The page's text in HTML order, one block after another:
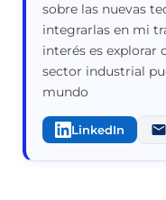
sobre las nuevas
integrarlas en mi
interés es explorar
sector industrial
mundo
LinkedIn